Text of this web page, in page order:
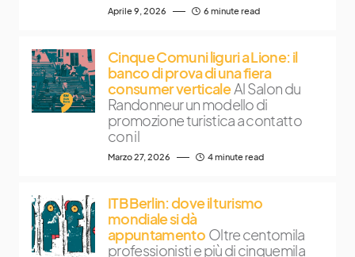
Aprile 9, 2026 6 minute read
Cinque Comuni liguri a Lione: il
banco di prova di una fiera
consumer verticale Al Salon du
Randonneur un modello di
promozione turistica a contatto
con il
Marzo 27, 2026 4 minute read
ITB Berlin: dove il turismo
mondiale si dà
appuntamento Oltre centomila
professionisti e più di cinquemila